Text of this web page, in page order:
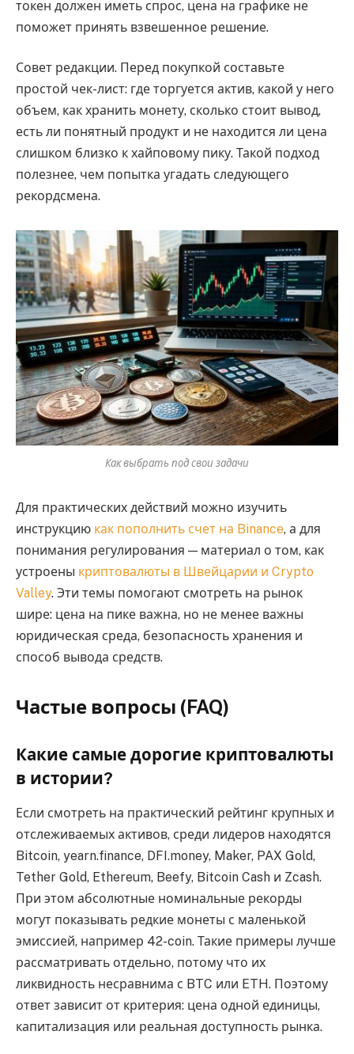
токен должен иметь спрос, цена на графике не
поможет принять взвешенное решение.
Совет редакции. Перед покупкой составьте
простой чек-лист: где торгуется актив, какой у него
объем, как хранить монету, сколько стоит вывод,
есть ли понятный продукт и не находится ли цена
слишком близко к хайповому пику. Такой подход
полезнее, чем попытка угадать следующего
рекордсмена.
Как выбрать под свои задачи
Для практических действий можно изучить
инструкцию как пополнить счет на Binance, а для
понимания регулирования — материал о том, как
устроены криптовалюты в Швейцарии и Crypto
Valley. Эти темы помогают смотреть на рынок
шире: цена на пике важна, но не менее важны
юридическая среда, безопасность хранения и
способ вывода средств.
Частые вопросы (FAQ)
Какие самые дорогие криптовалюты
в истории?
Если смотреть на практический рейтинг крупных и
отслеживаемых активов, среди лидеров находятся
Bitcoin, yearn.finance, DFI.money, Maker, PAX Gold,
Tether Gold, Ethereum, Beefy, Bitcoin Cash и Zcash.
При этом абсолютные номинальные рекорды
могут показывать редкие монеты с маленькой
эмиссией, например 42-coin. Такие примеры лучше
рассматривать отдельно, потому что их
ликвидность несравнима с BTC или ETH. Поэтому
ответ зависит от критерия: цена одной единицы,
капитализация или реальная доступность рынка.